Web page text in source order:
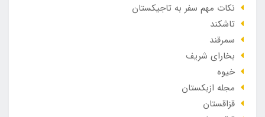
نکات مهم سفر به تاجیکستان
تاشکند
سمرقند
بخارای شریف
خیوه
مجله ازبکستان
قزاقستان